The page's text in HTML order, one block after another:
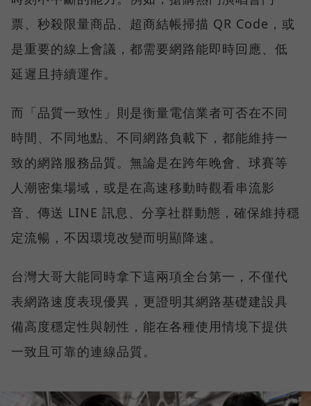
票、秒殺限量商品、超商結帳掃描 QR Code，或
是重要的線上會議，都需要網路能即時回應、低
延遲且持續運作。
而「品質一致性」則是衡量電信業者可否在不同
時間、不同地點、不同網路負載下，都能維持一
致的網路服務品質。無論是在跨年晚會、球賽等
人潮密集場域，或是在高速移動時觀看串流影
音、傳送 LINE 訊息、分享社群動態，確保維持穩
定流暢，不因環境改變而明顯降速。
台灣大哥大能同時拿下這兩項全台第一，不僅代
表網路速度表現優異，更證明其網路基礎建設具
備高度穩定性與韌性，能在各種使用情境下提供
一致且可靠的連線品質。